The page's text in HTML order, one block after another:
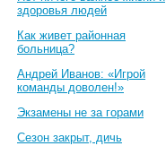
здоровья людей
Как живет районная
больница?
Андрей Иванов: «Игрой
команды доволен!»
Экзамены не за горами
Сезон закрыт, дичь